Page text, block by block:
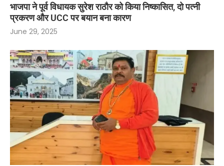
भाजपा ने पूर्व विधायक सुरेश राठौर को किया निष्कासित, दो पत्नी
प्रकरण और UCC पर बयान बना कारण
June 29, 2025